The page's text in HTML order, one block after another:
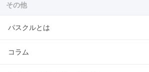
その他
パスクルとは
コラム